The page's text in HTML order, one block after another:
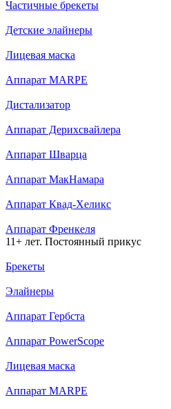
Частичные брекеты
Детские элайнеры
Лицевая маска
Аппарат MARPE
Дистализатор
Аппарат Дерихсвайлера
Аппарат Шварца
Аппарат МакНамара
Аппарат Квад-Хеликс
Аппарат Френкеля
11+ лет. Постоянный прикус
Брекеты
Элайнеры
Аппарат Гербста
Аппарат PowerScope
Лицевая маска
Аппарат MARPE